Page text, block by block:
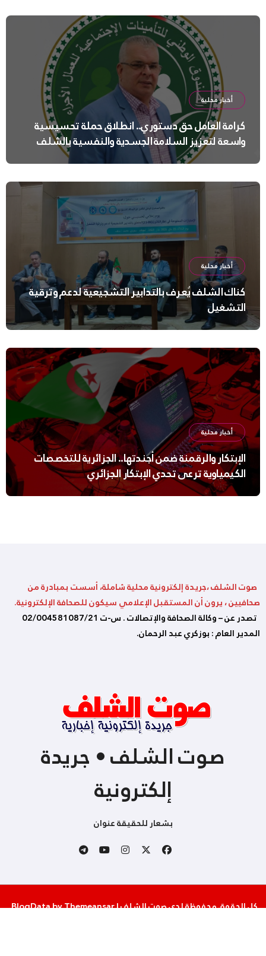
أخبار محلية
كرامة العامل حق دستوري.. انطلاق حملة تحسيسية
واسعة لتعزيز السلامة الجسدية والنفسية بالشلف
أخبار محلية
كناك الشلف يُعرف بالتدابير التشجيعية لدعم وترقية
التشغيل
أخبار محلية
الإبتكار والرقمنة ضمن أجندتها.. الجزائرية للتخصصات
الكيمياوية ترعى تحدي الإبتكار الجزائري
صوت الشلف ،جريدة إلكترونية محلية شاملة، أسست بمبادرة من
صحافيين ، يرون أن المستقبل الإعلامي سيكون للصحافة الإلكترونية.
تصدر عن – وكالة الصحافة والإتصالات . س-ت 02/004581087/21
المدير العام : بوزكري عبد الرحمان.
صوت الشلف • جريدة
إلكترونية
بشعار للحقيقة عنوان
كل الحقوق محفوظة لدى صوت الشلف|
BlogDatabyThemeansar
.